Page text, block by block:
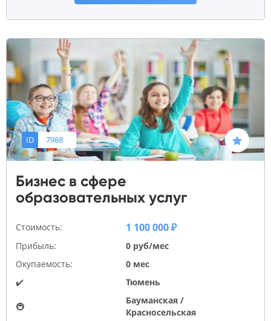
ID 7988
Бизнес в сфере
образовательных услуг
Стоимость: 1 100 000 ₽
Прибыль:
0 руб/мес
Окупаемость:
0 мес
✔️
Тюмень
🚇
Бауманская /
Красносельская